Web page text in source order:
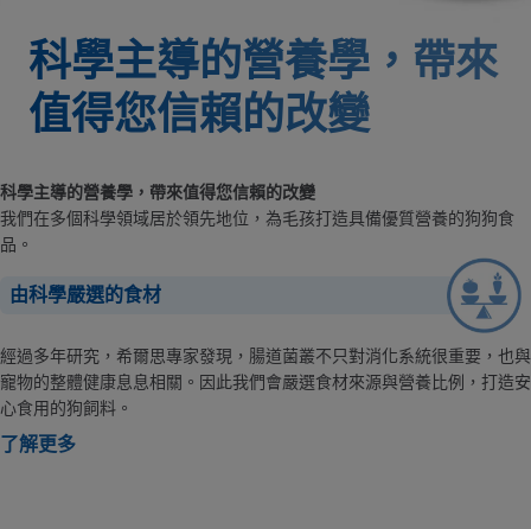
科學主導的營養學，帶來
值得您信賴的改變
科學主導的營養學，帶來值得您信賴的改變
我們在多個科學領域居於領先地位，為毛孩打造具備優質營養的狗狗食
品。
由科學嚴選的食材
經過多年研究，希爾思專家發現，腸道菌叢不只對消化系統很重要，也與
寵物的整體健康息息相關。因此我們會嚴選食材來源與營養比例，打造安
心食用的狗飼料。
了解更多